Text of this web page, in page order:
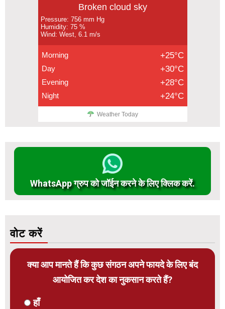
Broken cloud sky
Pressure: 756 mm Hg
Humidity: 75 %
Wind: West, 6.1 m/s
Morning +25°C
Day +30°C
Evening +28°C
Night +24°C
Weather Today
WhatsApp ग्रुप को जॉईन करने के लिए क्लिक करें.
वोट करें
क्या आप मानते हैं कि कुछ संगठन अपने फायदे के लिए बंद
आयोजित कर देश का नुकसान करते हैं?
हाँ